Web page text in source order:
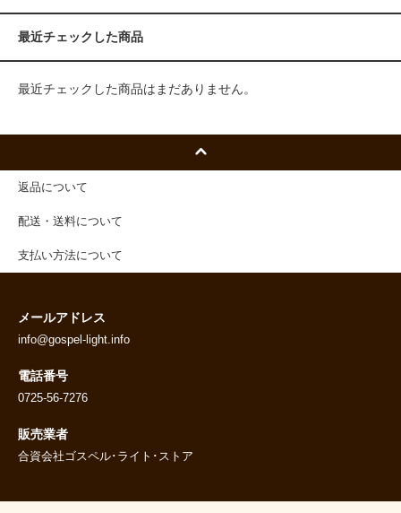
最近チェックした商品
最近チェックした商品はまだありません。
返品について
配送・送料について
支払い方法について
メールアドレス
info@gospel-light.info
電話番号
0725-56-7276
販売業者
合資会社ゴスペル･ライト･ストア